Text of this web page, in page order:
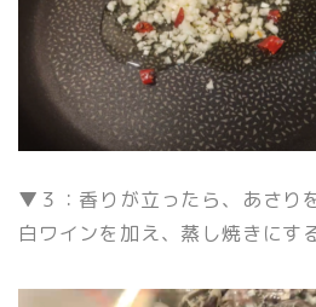
▼３：香りが立ったら、あさり
白ワインを加え、蒸し焼きにす